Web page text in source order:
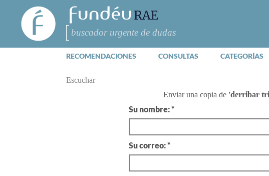
FundéuRAE
- Fundación
del Español
Urgente
Buscar
RECOMENDACIONES CONSULTAS CATEGORÍAS
Escuchar
Enviar una copia de 'derribar
Su nombre: *
Su correo: *